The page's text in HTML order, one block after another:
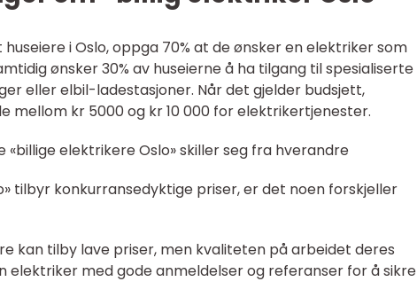
i Oslo, oppga 70% at de ønsker en elektriker som
ønsker 30% av huseierne å ha tilgang til spesialiserte
eller elbil-ladestasjoner. Når det gjelder budsjett,
mellom kr 5000 og kr 10 000 for elektrikertjenester.
«billige elektrikere Oslo» skiller seg fra hverandre
tilbyr konkurransedyktige priser, er det noen forskjeller
kan tilby lave priser, men kvaliteten på arbeidet deres
elektriker med gode anmeldelser og referanser for å sikre